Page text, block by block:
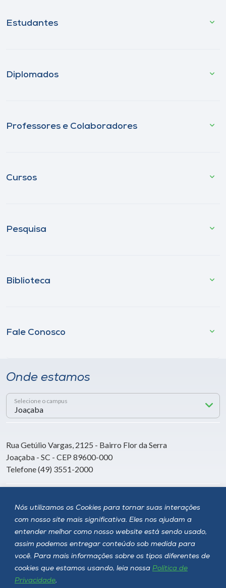
Nós utilizamos os Cookies para tornar suas interações
com nosso site mais significativa. Eles nos ajudam a
entender melhor como nosso website está sendo usado,
assim podemos entregar conteúdo sob medida para
você. Para mais informações sobre os tipos diferentes de
cookies que estamos usando, leia nossa Política de
Privacidade.
Estudantes
Diplomados
Professores e Colaboradores
Cursos
Pesquisa
Biblioteca
Fale Conosco
Onde estamos
Selecione o campus
Rua Getúlio Vargas, 2125 - Bairro Flor da Serra
Joaçaba - SC - CEP 89600-000
Telefone (49) 3551-2000
Siga a Unoesc